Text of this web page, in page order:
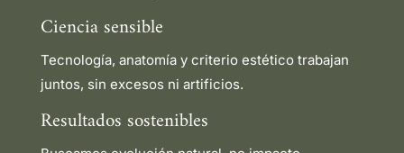
Ciencia sensible
Tecnología, anatomía y criterio estético trabajan
juntos, sin excesos ni artificios.
Resultados sostenibles